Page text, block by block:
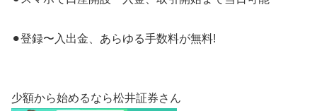
⚫︎登録〜入出金、あらゆる手数料が無料!
少額から始めるなら松井証券さん